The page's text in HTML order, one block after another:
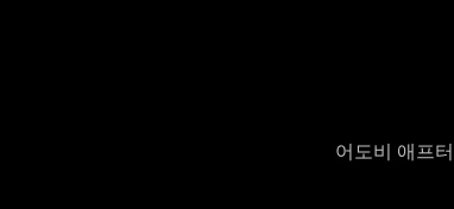
어도비 애프